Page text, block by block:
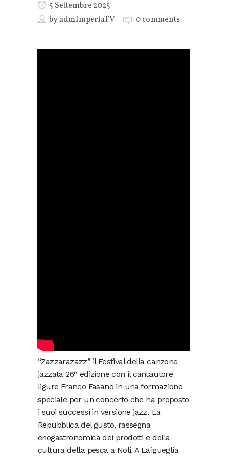
5 Settembre 2025
byadmImperiaTV 0 comments
“Zazzarazazz” il Festival della canzone
jazzata 26° edizione con il cantautore
ligure Franco Fasano in una formazione
speciale per un concerto che ha proposto
i suoi successi in versione jazz. La
Repubblica del gusto, rassegna
enogastronomica dei prodotti e della
cultura della pesca a Noli. A Laigueglia